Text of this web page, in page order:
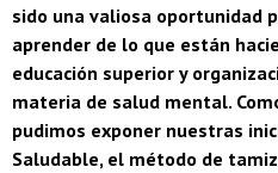
sido una valiosa oportunidad
aprender de lo que están
educación superior y
materia de salud mental.
pudimos exponer nuestras
Saludable, el método de